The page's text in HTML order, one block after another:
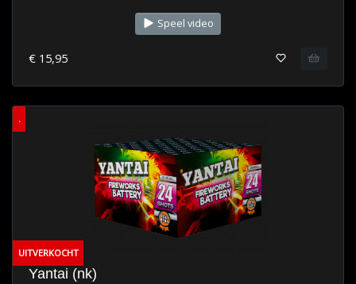
Speel video
€ 15,95
.
UITVERKOCHT
Yantai (nk)